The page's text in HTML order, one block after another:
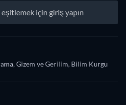
için giriş yapın
Gizem ve Gerilim, Bilim Kurgu